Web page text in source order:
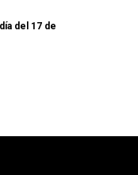
del 17 de